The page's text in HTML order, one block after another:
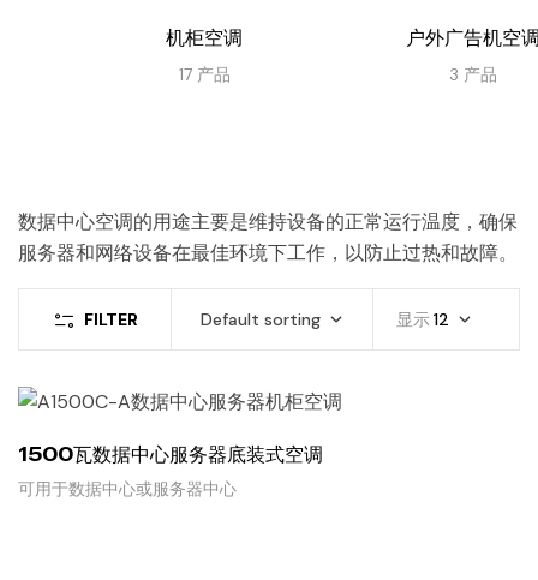
机柜空调 户外广告机空调
数据中心空调的用途主要是维持设备的正常运行温度，确保
服务器和网络设备在最佳环境下工作，以防止过热和故障。
FILTER Default sorting 显示12
1500瓦数据中心服务器底装式空调
可用于数据中心或服务器中心